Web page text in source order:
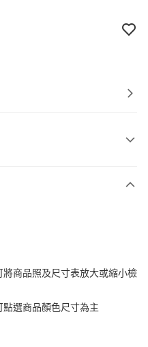
商品照及尺寸表放大或縮小檢
選商品顏色尺寸為主